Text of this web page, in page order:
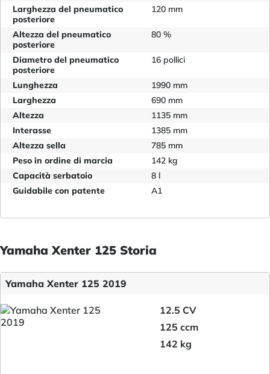
Larghezza del pneumatico
posteriore
120 mm
Altezza del pneumatico
posteriore
80 %
Diametro del pneumatico
posteriore
16 pollici
Lunghezza
1990 mm
Larghezza
690 mm
Altezza
1135 mm
Interasse
1385 mm
Altezza sella
785 mm
Peso in ordine di marcia
142 kg
Capacità serbatoio
8 l
Guidabile con patente
A1
Yamaha Xenter 125 Storia
Yamaha Xenter 125 2019
12.5 CV
125 ccm
142 kg